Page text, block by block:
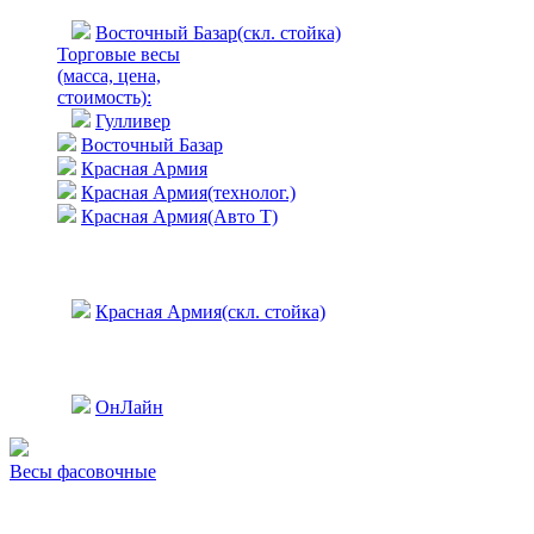
Восточный Базар(скл. стойка)
Торговые весы
(масса, цена,
стоимость):
Гулливер
Восточный Базар
Красная Армия
Красная Армия(технолог.)
Красная Армия(Авто Т)
Красная Армия(скл. стойка)
ОнЛайн
Весы фасовочные